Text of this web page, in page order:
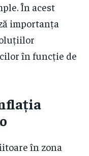
În acest
importanța
în funcție de
în zona